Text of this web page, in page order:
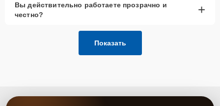
Вы действительно работаете прозрачно и
честно?
+
Показать